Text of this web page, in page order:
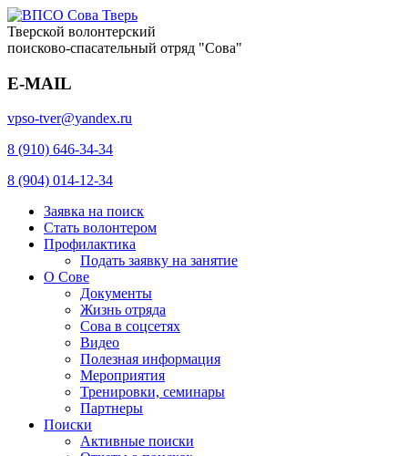
Тверской волонтерский
поисково-спасательный отряд "Сова"
E-MAIL
vpso-tver@yandex.ru
8 (910) 646-34-34
8 (904) 014-12-34
Заявка на поиск
Стать волонтером
Профилактика
Подать заявку на занятие
О Сове
Документы
Жизнь отряда
Сова в соцсетях
Видео
Полезная информация
Мероприятия
Тренировки, семинары
Партнеры
Поиски
Активные поиски